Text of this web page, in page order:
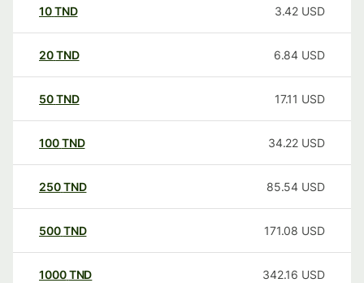
10TND 3.42 USD
20TND 6.84 USD
50TND 17.11 USD
100TND 34.22 USD
250TND 85.54 USD
500TND 171.08 USD
1000TND 342.16 USD